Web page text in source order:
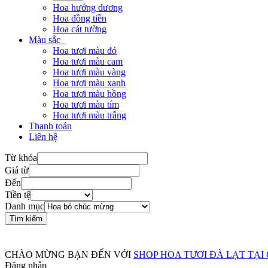
Hoa hướng dương
Hoa đồng tiền
Hoa cát tường
Màu sắc
Hoa tươi màu đỏ
Hoa tươi màu cam
Hoa tươi màu vàng
Hoa tươi màu xanh
Hoa tươi màu hồng
Hoa tươi màu tím
Hoa tươi màu trắng
Thanh toán
Liên hệ
Từ khóa
Giá từ
Đến
Tiền tệ
Danh mục
CHÀO MỪNG BẠN ĐẾN VỚI SHOP HOA TƯƠI ĐÀ LẠT TẠI
Đăng nhập